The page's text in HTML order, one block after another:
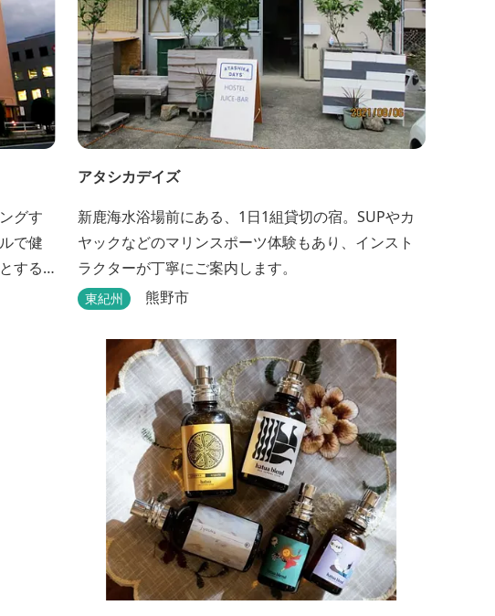
グす
で健
する
たし
アタシカデイズ
新鹿海水浴場前にある、1日1組貸切の宿。SUPやカ
ヤックなどのマリンスポーツ体験もあり、インスト
ラクターが丁寧にご案内します。
東紀州 熊野市